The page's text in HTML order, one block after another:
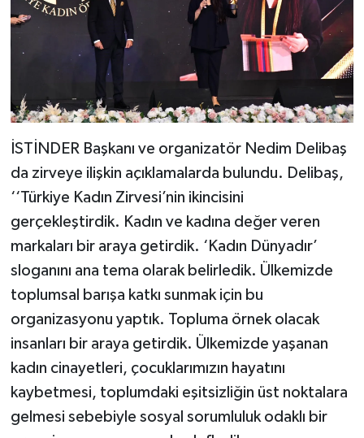
İSTİNDER Başkanı ve organizatör Nedim Delibaş
da zirveye ilişkin açıklamalarda bulundu. Delibaş,
‘‘Türkiye Kadın Zirvesi’nin ikincisini
gerçekleştirdik. Kadın ve kadına değer veren
markaları bir araya getirdik. ‘Kadın Dünyadır’
sloganını ana tema olarak belirledik. Ülkemizde
toplumsal barışa katkı sunmak için bu
organizasyonu yaptık. Topluma örnek olacak
insanları bir araya getirdik. Ülkemizde yaşanan
kadın cinayetleri, çocuklarımızın hayatını
kaybetmesi, toplumdaki eşitsizliğin üst noktalara
gelmesi sebebiyle sosyal sorumluluk odaklı bir